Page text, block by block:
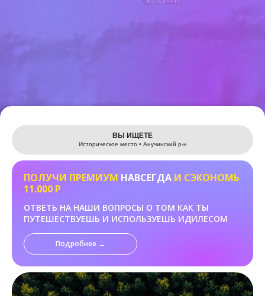
Leaflet
ВЫ ИЩЕТЕ
Историческое место • Анучинский р-н
ПОЛУЧИ ПРЕМИУМ НАВСЕГДА И СЭКОНОМЬ
11.000 Р
ОТВЕТЬ НА НАШИ ВОПРОСЫ О ТОМ КАК ТЫ
ПУТЕШЕСТВУЕШЬ И ИСПОЛЬЗУЕШЬ ИДИЛЕСОМ
Подробнее →